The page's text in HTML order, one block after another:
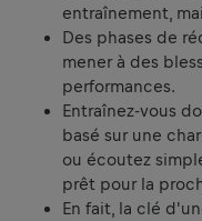
entraînement,
Des phases de
mener à des
performances.
Entraînez-vous
basé sur une
ou écoutez
prêt pour la
En fait, la clé